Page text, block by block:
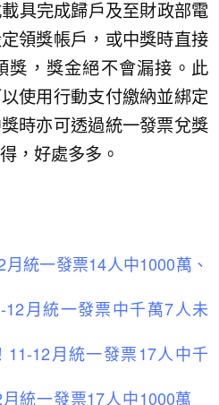
具完成歸戶及至財政部電
領獎帳戶，或中獎時直接
獎，獎金絕不會漏接。此
使用行動支付繳納並綁定
時亦可透過統一發票兌獎
，好處多多。
統一發票14人中1000萬、
月統一發票中千萬7人未
12月統一發票17人中千
統一發票17人中1000萬